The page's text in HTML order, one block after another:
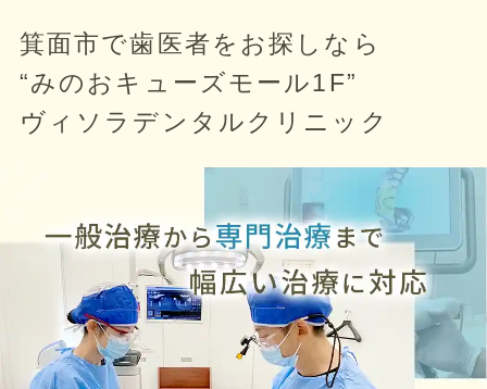
箕面市で歯医者をお探しなら
“みのおキューズモール1F”
ヴィソラデンタルクリニック